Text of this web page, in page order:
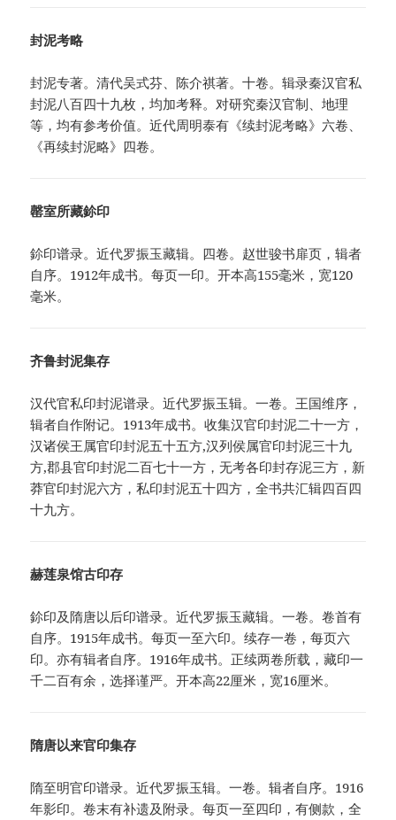
封泥考略
封泥专著。清代吴式芬、陈介祺著。十卷。辑录秦汉官私
封泥八百四十九枚，均加考释。对研究秦汉官制、地理
等，均有参考价值。近代周明泰有《续封泥考略》六卷、
《再续封泥略》四卷。
罄室所藏鉩印
鉩印谱录。近代罗振玉藏辑。四卷。赵世骏书扉页，辑者
自序。1912年成书。每页一印。开本高155毫米，宽120
毫米。
齐鲁封泥集存
汉代官私印封泥谱录。近代罗振玉辑。一卷。王国维序，
辑者自作附记。1913年成书。收集汉官印封泥二十一方，
汉诸侯王属官印封泥五十五方,汉列侯属官印封泥三十九
方,郡县官印封泥二百七十一方，无考各印封存泥三方，新
莽官印封泥六方，私印封泥五十四方，全书共汇辑四百四
十九方。
赫莲泉馆古印存
鉩印及隋唐以后印谱录。近代罗振玉藏辑。一卷。卷首有
自序。1915年成书。每页一至六印。续存一卷，每页六
印。亦有辑者自序。1916年成书。正续两卷所载，藏印一
千二百有余，选择谨严。开本高22厘米，宽16厘米。
隋唐以来官印集存
隋至明官印谱录。近代罗振玉辑。一卷。辑者自序。1916
年影印。卷末有补遗及附录。每页一至四印，有侧款，全